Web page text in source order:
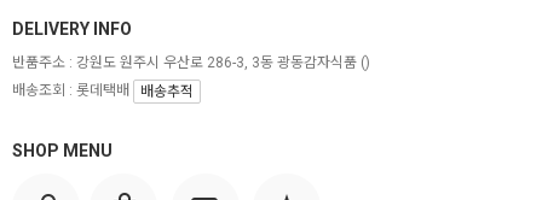
SHOP MENU
DELIVERY INFO
반품주소 : 강원도 원주시 우산로 286-3, 3동 광동감자식품 ()
배송조회 : 롯데택배
배송추적